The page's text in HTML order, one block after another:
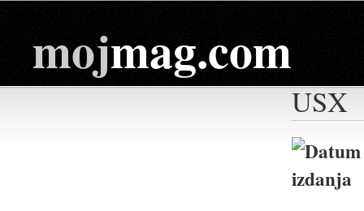
mojmag.com
USX